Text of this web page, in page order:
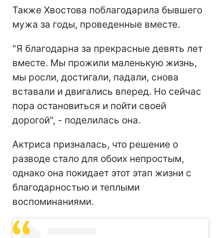
Также Хвостова поблагодарила бывшего
мужа за годы, проведенные вместе.
"Я благодарна за прекрасные девять лет
вместе. Мы прожили маленькую жизнь,
мы росли, достигали, падали, снова
вставали и двигались вперед. Но сейчас
пора остановиться и пойти своей
дорогой", - поделилась она.
Актриса призналась, что решение о
разводе стало для обоих непростым,
однако она покидает этот этап жизни с
благодарностью и теплыми
воспоминаниями.